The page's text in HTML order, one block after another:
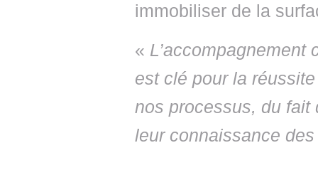
immobiliser de la
« L’accompagnement
est clé pour la
nos processus, du fait
leur connaissance